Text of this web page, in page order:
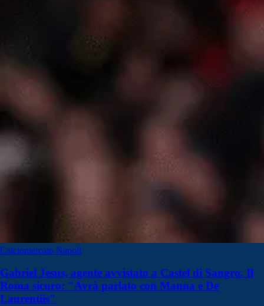
Calciomercato Napoli
Gabriel Jesus, agente avvistato a Castel di Sangro. Il
Roma sicuro: "Avrà parlato con Manna e De
Laurentiis"